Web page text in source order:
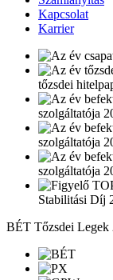
Kapcsolat
Karrier
tőzsdei
szolgáltatója
szolgáltatója
szolgáltatója
Stabilitási Díj
BÉT Tőzsdei Legek